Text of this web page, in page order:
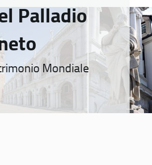
Palladio
Mondiale